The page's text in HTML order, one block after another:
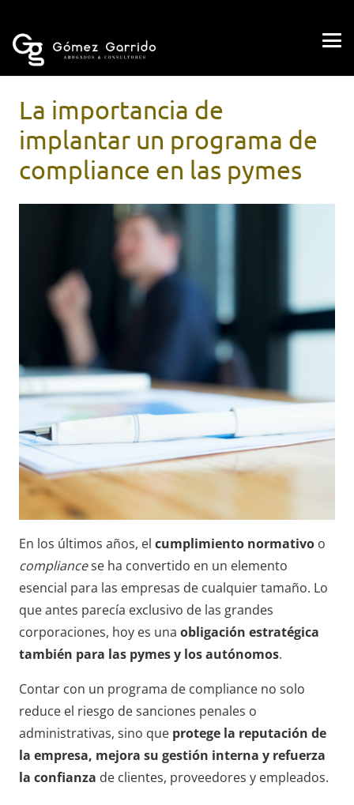
La importancia de
implantar un programa de
compliance en las pymes
En los últimos años, el cumplimiento normativo o
compliancese ha convertido en un elemento
esencial para las empresas de cualquier tamaño. Lo
que antes parecía exclusivo de las grandes
corporaciones, hoy es una obligación estratégica
también para las pymes y los autónomos.
Contar con un programa de compliance no solo
reduce el riesgo de sanciones penales o
administrativas, sino que protege la reputación de
la empresa, mejora su gestión interna y refuerza
la confianza de clientes, proveedores y empleados.